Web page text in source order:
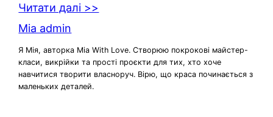
Читати далі >>
Mia admin
Я Мія, авторка Mia With Love. Створюю покрокові майстер-
класи, викрійки та прості проєкти для тих, хто хоче
навчитися творити власноруч. Вірю, що краса починається з
маленьких деталей.